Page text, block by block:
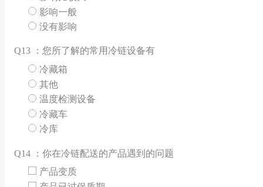
影响一般
没有影响
Q13 ：您所了解的常用冷链设备有
冷藏箱
其他
温度检测设备
冷藏车
冷库
Q14 ：你在冷链配送的产品遇到的问题
产品变质